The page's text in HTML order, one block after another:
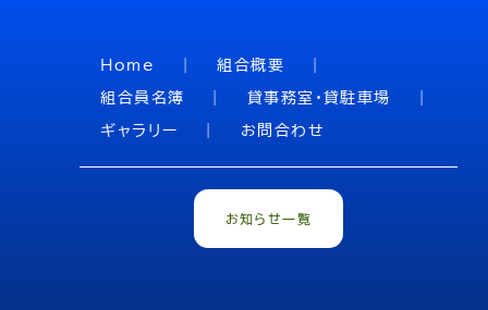
Home 組合概要
組合員名簿 貸事務室・貸駐車場
ギャラリー お問合わせ
お知らせ一覧